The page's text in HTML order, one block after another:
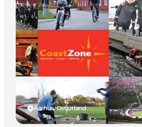
Aarhus, Ostjütland